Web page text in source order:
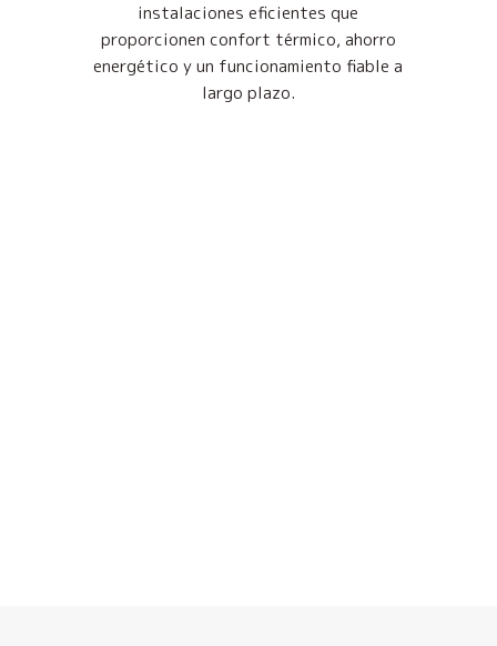
instalaciones eficientes que
proporcionen confort térmico, ahorro
energético y un funcionamiento fiable a
largo plazo.